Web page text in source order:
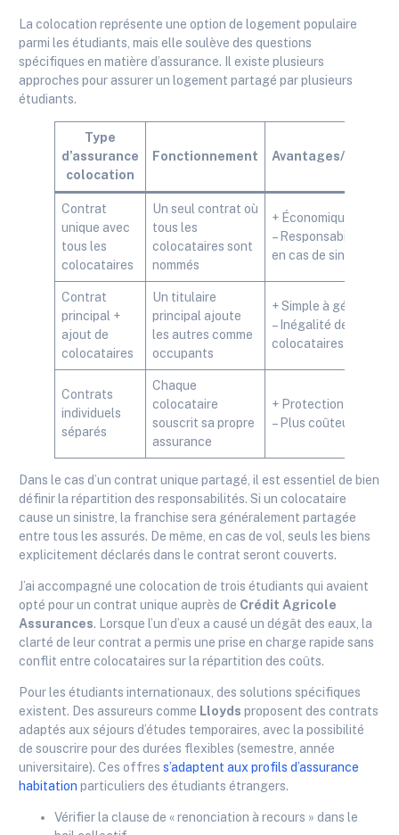
La colocation représente une option de logement populaire
parmi les étudiants, mais elle soulève des questions
spécifiques en matière d’assurance. Il existe plusieurs
approches pour assurer un logement partagé par plusieurs
étudiants.
Type
d’assurance
colocation
Fonctionnement Avantages/
Contrat
unique avec
tous les
colocataires
Un seul contrat où
tous les
colocataires sont
nommés
+ Économique
– Responsabilité
en cas de sinistre
Contrat
principal +
ajout de
colocataires
Un titulaire
principal ajoute
les autres comme
occupants
+ Simple à gérer
– Inégalité des droits
colocataires
Contrats
individuels
séparés
Chaque
colocataire
souscrit sa propre
assurance
+ Protection
– Plus coûteux au
Dans le cas d’un contrat unique partagé, il est essentiel de bien
définir la répartition des responsabilités. Si un colocataire
cause un sinistre, la franchise sera généralement partagée
entre tous les assurés. De même, en cas de vol, seuls les biens
explicitement déclarés dans le contrat seront couverts.
J’ai accompagné une colocation de trois étudiants qui avaient
opté pour un contrat unique auprès de Crédit Agricole
Assurances. Lorsque l’un d’eux a causé un dégât des eaux, la
clarté de leur contrat a permis une prise en charge rapide sans
conflit entre colocataires sur la répartition des coûts.
Pour les étudiants internationaux, des solutions spécifiques
existent. Des assureurs comme Lloyds proposent des contrats
adaptés aux séjours d’études temporaires, avec la possibilité
de souscrire pour des durées flexibles (semestre, année
universitaire). Ces offress’adaptent aux profils d’assurance
habitation particuliers des étudiants étrangers.
Vérifier la clause de « renonciation à recours » dans le